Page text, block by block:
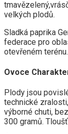
velkých plodů.
Sladká paprika
federace pro
otevřeném terénu.
Ovoce
Plody jsou
technické
výborné chuti,
300 gramů.